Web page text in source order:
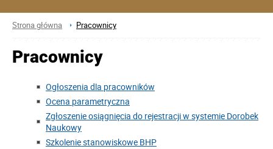
Strona główna Pracownicy
Pracownicy
Ogłoszenia dla pracowników
Ocena parametryczna
Zgłoszenie osiągnięcia do rejestracji w systemie Dorobek
Naukowy
Szkolenie stanowiskowe BHP